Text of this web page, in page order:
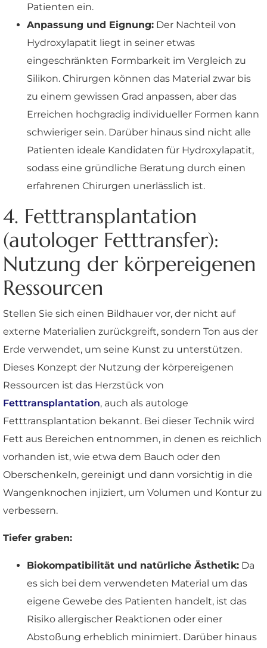
Patienten ein.
Anpassung und Eignung: Der Nachteil von
Hydroxylapatit liegt in seiner etwas
eingeschränkten Formbarkeit im Vergleich zu
Silikon. Chirurgen können das Material zwar bis
zu einem gewissen Grad anpassen, aber das
Erreichen hochgradig individueller Formen kann
schwieriger sein. Darüber hinaus sind nicht alle
Patienten ideale Kandidaten für Hydroxylapatit,
sodass eine gründliche Beratung durch einen
erfahrenen Chirurgen unerlässlich ist.
4. Fetttransplantation
(autologer Fetttransfer):
Nutzung der körpereigenen
Ressourcen
Stellen Sie sich einen Bildhauer vor, der nicht auf
externe Materialien zurückgreift, sondern Ton aus der
Erde verwendet, um seine Kunst zu unterstützen.
Dieses Konzept der Nutzung der körpereigenen
Ressourcen ist das Herzstück von
Fetttransplantation, auch als autologe
Fetttransplantation bekannt. Bei dieser Technik wird
Fett aus Bereichen entnommen, in denen es reichlich
vorhanden ist, wie etwa dem Bauch oder den
Oberschenkeln, gereinigt und dann vorsichtig in die
Wangenknochen injiziert, um Volumen und Kontur zu
verbessern.
Tiefer graben:
Biokompatibilität und natürliche Ästhetik: Da
es sich bei dem verwendeten Material um das
eigene Gewebe des Patienten handelt, ist das
Risiko allergischer Reaktionen oder einer
Abstoßung erheblich minimiert. Darüber hinaus